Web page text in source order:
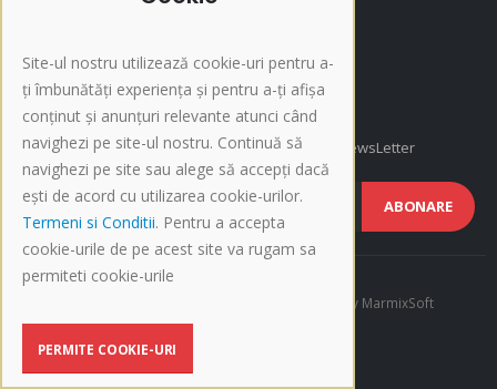
Site-ul nostru utilizează cookie-uri pentru a-
ți îmbunătăți experiența și pentru a-ți afișa
conținut și anunțuri relevante atunci când
navighezi pe site-ul nostru. Continuă să
navighezi pe site sau alege să accepți dacă
ești de acord cu utilizarea cookie-urilor.
Termeni si Conditii. Pentru a accepta
cookie-urile de pe acest site va rugam sa
permiteti cookie-urile
PERMITE COOKIE-URI
Produse Recomandate
Inscriere NewsLetter
Afla cele mai noi oferte si promotii, Inscrie-te la NewsLetter
ABONARE
BLOG
©Copyright 2015-present i-Fashion.ro. Developed by MarmixSoft